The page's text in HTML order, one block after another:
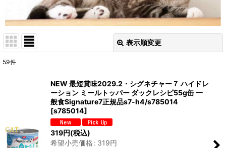
表示順変更
絞り込む
59件
NEW 最短賞味2029.2・シグネチャー７ ハイドレ
ーション ミールトッパー ダックレシピ55g缶 一
般食Signature7正規品s7-h4/s785014
[s785014]
319円(税込)
希望小売価格: 319円